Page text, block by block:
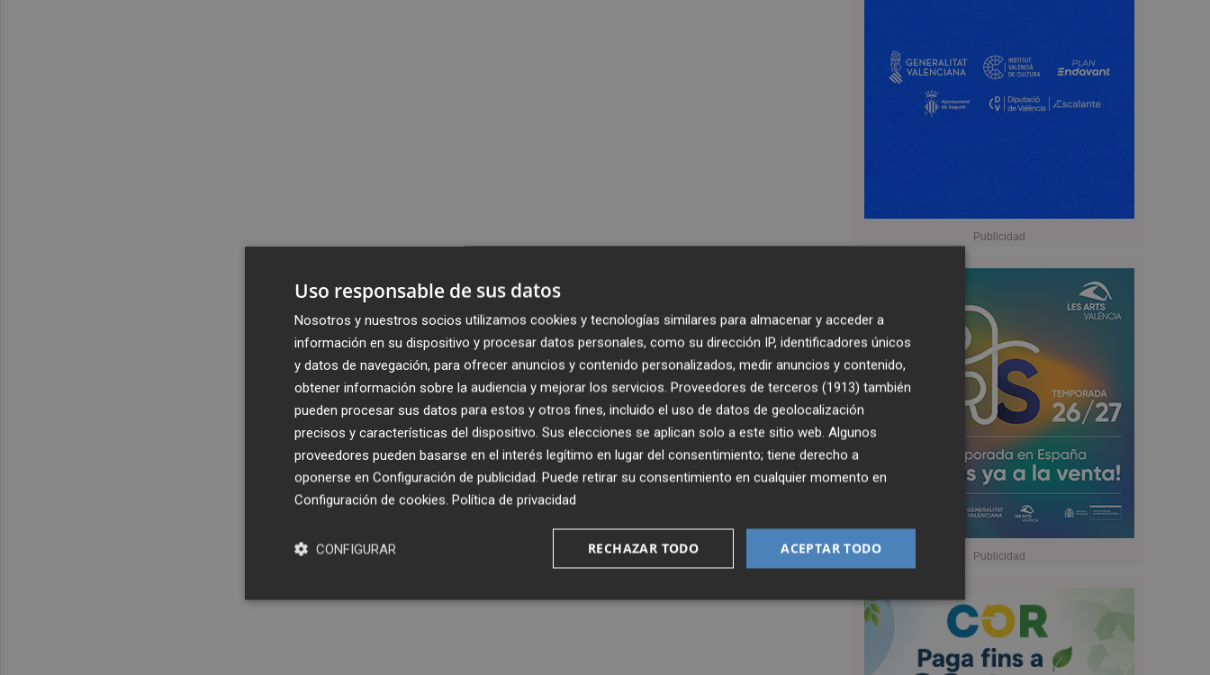
Uso responsable de sus datos
Nosotros y nuestros socios utilizamos cookies y tecnologías similares para almacenar y acceder a
información en su dispositivo y procesar datos personales, como su dirección IP, identificadores únicos
y datos de navegación, para ofrecer anuncios y contenido personalizados, medir anuncios y contenido,
obtener información sobre la audiencia y mejorar los servicios. Proveedores de terceros (1913) también
pueden procesar sus datos para estos y otros fines, incluido el uso de datos de geolocalización
precisos y características del dispositivo. Sus elecciones se aplican solo a este sitio web. Algunos
proveedores pueden basarse en el interés legítimo en lugar del consentimiento; tiene derecho a
oponerse en Configuración de publicidad. Puede retirar su consentimiento en cualquier momento en
Configuración de cookies. Política de privacidad
ACEPTAR TODO
RECHAZAR TODO
CONFIGURAR